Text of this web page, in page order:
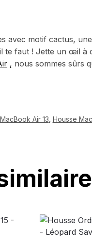
avec motif cactus,
te faut ! Jette un œil à
, nous sommes sûrs
Air 13 Housse